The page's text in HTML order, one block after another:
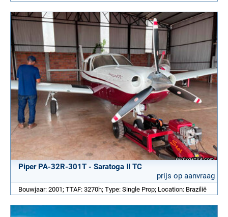
Piper PA-32R-301T - Saratoga II TC
prijs op aanvraag
Bouwjaar: 2001; TTAF: 3270h; Type: Single Prop; Location: Brazilië